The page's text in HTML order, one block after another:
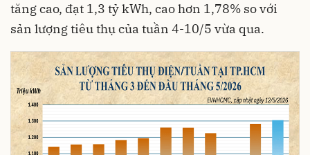
tăng cao, đạt 1,3 tỷ kWh, cao hơn 1,78% so với
sản lượng tiêu thụ của tuần 4-10/5 vừa qua.